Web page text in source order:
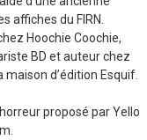
affiches du FIRN.
Hoochie Coochie,
BD et auteur chez
d’édition Esquif.
proposé par Yello